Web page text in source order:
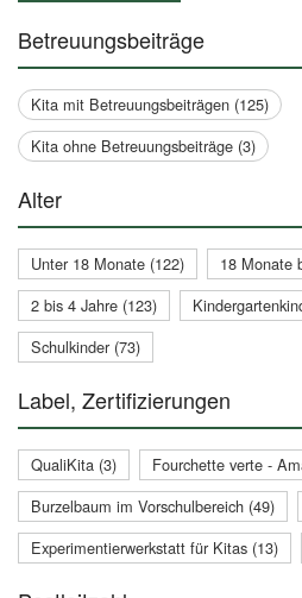
Betreuungsbeiträge
Kita mit Betreuungsbeiträgen (125)
Kita ohne Betreuungsbeiträge (3)
Alter
Unter 18 Monate (122)
18 Monate
2 bis 4 Jahre (123)
Schulkinder (73)
Label, Zertifizierungen
QualiKita (3)
Fourchette verte -
Burzelbaum im Vorschulbereich (49)
Experimentierwerkstatt für Kitas (13)